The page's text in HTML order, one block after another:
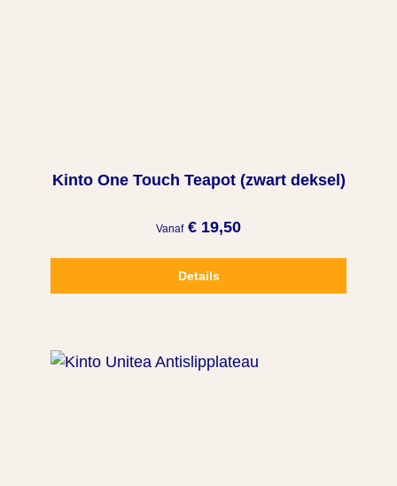
Kinto One Touch Teapot (zwart deksel)
Vanaf€ 19,50
Details